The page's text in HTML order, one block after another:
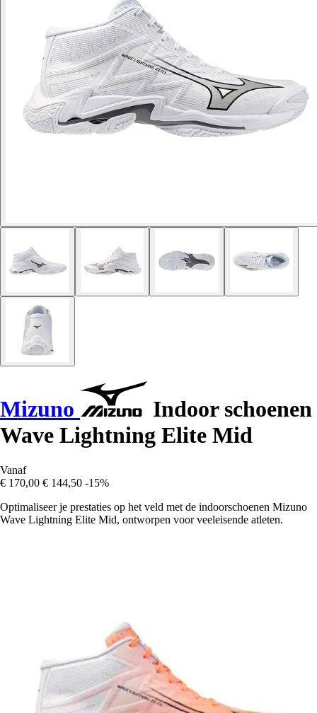
Mizuno
Indoor schoenen
Wave Lightning Elite Mid
Vanaf
€ 170,00 € 144,50 -15%
Optimaliseer je prestaties op het veld met de indoorschoenen Mizuno
Wave Lightning Elite Mid, ontworpen voor veeleisende atleten.